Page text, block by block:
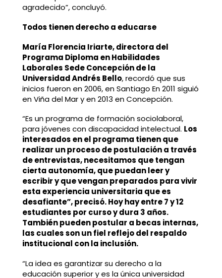
agradecido”, concluyó.
Todos tienen derecho a educarse
María Florencia Iriarte, directora del
Programa Diploma en Habilidades
Laborales Sede Concepción de la
Universidad Andrés Bello, recordó que sus
inicios fueron en 2006, en Santiago En 2011 siguió
en Viña del Mar y en 2013 en Concepción.
“Es un programa de formación sociolaboral,
para jóvenes con discapacidad intelectual. Los
interesados en el programa tienen que
realizar un proceso de postulación a través
de entrevistas, necesitamos que tengan
cierta autonomía, que puedan leer y
escribir y que vengan preparados para vivir
esta experiencia universitaria que es
desafiante”, precisó. Hoy hay entre 7 y 12
estudiantes por curso y dura 3 años.
También pueden postular a becas internas,
las cuales son un fiel reflejo del respaldo
institucional con la inclusión.
“La idea es garantizar su derecho a la
educación superior y es la única universidad